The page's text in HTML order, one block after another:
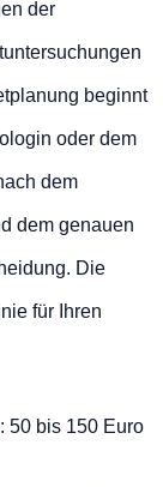
der
beginnt
oder dem
dem
dem genauen
Die
für Ihren
50 bis 150 Euro